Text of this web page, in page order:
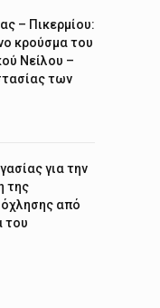
– Πικερμίου:
κρούσμα του
Νείλου –
των
για την
της
από
του